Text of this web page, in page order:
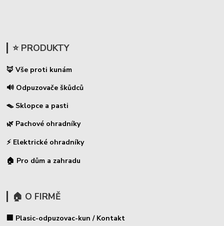
⭐ PRODUKTY
🦊 Vše proti kunám
🔊 Odpuzovače škůdců
🪤 Sklopce a pasti
🌿 Pachové ohradníky
⚡ Elektrické ohradníky
🏠 Pro dům a zahradu
🏠 O FIRMĚ
🏢 Plasic-odpuzovac-kun / Kontakt